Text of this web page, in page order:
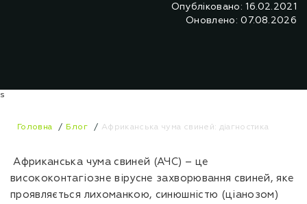
Опубліковано: 16.02.2021
Оновлено: 07.08.2026
s
Головна Блог Африканська чума свиней: діагностика
Африканська чума свиней (АЧС) – це
висококонтагіозне вірусне захворювання свиней, яке
проявляється лихоманкою, синюшністю (ціанозом)